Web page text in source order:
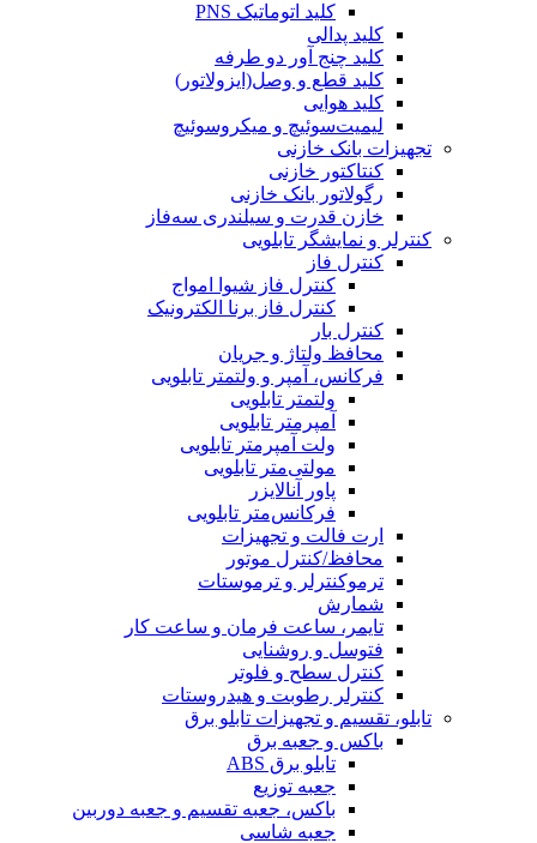
کلید اتوماتیک PNS
کلید پدالی
کلید چنج آور دو طرفه
کلید قطع و وصل(ایزولاتور)
کلید هوایی
لیمیت‌سوئیچ و میکروسوئیچ
تجهیزات بانک خازنی
کنتاکتور خازنی
رگولاتور بانک خازنی
خازن قدرت و سیلندری سه‌فاز
کنترلر و نمایشگر تابلویی
کنترل فاز
کنترل فاز شیوا امواج
کنترل فاز برنا الکترونیک
کنترل بار
محافظ ولتاژ و جریان
فرکانس، آمپر و ولتمتر تابلویی
ولتمتر تابلویی
آمپرمتر تابلویی
ولت آمپرمتر تابلویی
مولتی‌متر تابلویی
پاور آنالایزر
فرکانس‌متر تابلویی
ارت فالت و تجهیزات
محافظ/کنترل موتور
ترموکنترلر و ترموستات
شمارش
تایمر، ساعت فرمان و ساعت کار
فتوسل و روشنایی
کنترل سطح و فلوتر
کنترلر رطوبت و هیدروستات
تابلو، تقسیم و تجهیزات تابلو برق
باکس و جعبه برق
تابلو برق ABS
جعبه توزیع
باکس، جعبه تقسیم و جعبه دوربین
جعبه شاسی